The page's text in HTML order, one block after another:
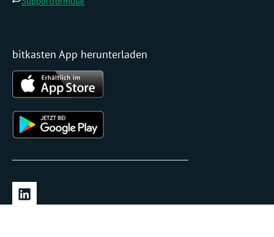
bitkasten App herunterladen
L
i